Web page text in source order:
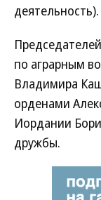
деятельность).
по аграрным
Владимира
орденами
Иордании
дружбы.